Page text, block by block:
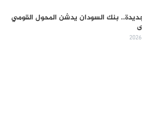
بنك السودان يدشن المحول القومي